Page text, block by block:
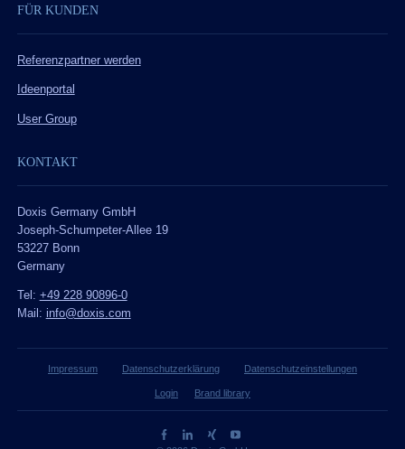
FÜR KUNDEN
Referenzpartner werden
Ideenportal
User Group
KONTAKT
Doxis Germany GmbH
Joseph-Schumpeter-Allee 19
53227 Bonn
Germany
Tel: +49 228 90896-0
Mail: info@doxis.com
Impressum Datenschutzerklärung Datenschutzeinstellungen
Login Brand library